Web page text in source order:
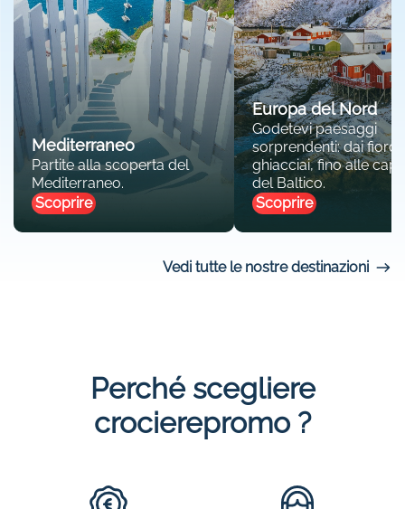
Mediterraneo
Partite alla scoperta del
Mediterraneo.
Scoprire
Europa del Nord
Godetevi paesaggi
sorprendenti: dai fiordi
ghiacciai, fino alle
del Baltico.
Scoprire
Vedi tutte le nostre destinazioni
Perché scegliere
crocierepromo ?